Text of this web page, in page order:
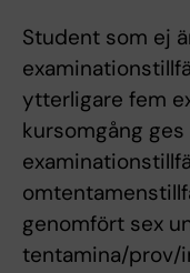
Student som ej
ytterligare fem
kursomgång
genomfört sex
tentamina/prov/